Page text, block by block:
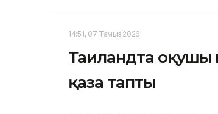
14:51, 07 Тамыз 2026
Таиландта оқушы
қаза тапты